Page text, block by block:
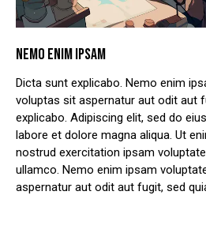
NEMO ENIM IPSAM
Dicta sunt explicabo. Nemo enim
voluptas sit aspernatur aut odit aut
explicabo. Adipiscing elit, sed do
labore et dolore magna aliqua. Ut
nostrud exercitation ipsam
ullamco. Nemo enim ipsam
aspernatur aut odit aut fugit, sed